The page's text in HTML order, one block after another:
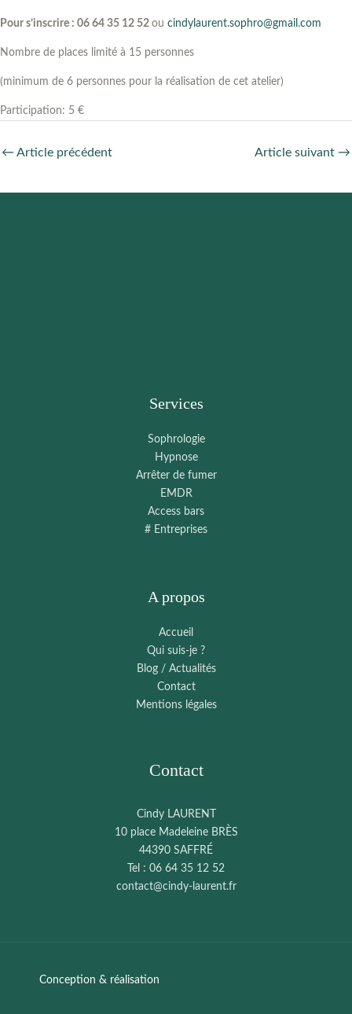
Pour s’inscrire : 06 64 35 12 52 ou cindylaurent.sophro@gmail.com
Nombre de places limité à 15 personnes
(minimum de 6 personnes pour la réalisation de cet atelier)
Participation: 5 €
← Article précédent Article suivant →
Services
Sophrologie
Hypnose
Arrêter de fumer
EMDR
Access bars
# Entreprises
A propos
Accueil
Qui suis-je ?
Blog / Actualités
Contact
Mentions légales
Contact
Cindy LAURENT
10 place Madeleine BRÈS
44390 SAFFRÉ
Tel : 06 64 35 12 52
contact@cindy-laurent.fr
Conception & réalisation